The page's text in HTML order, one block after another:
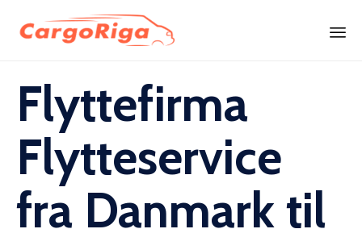
content
Flyttefirma
Flytteservice
fra Danmark til